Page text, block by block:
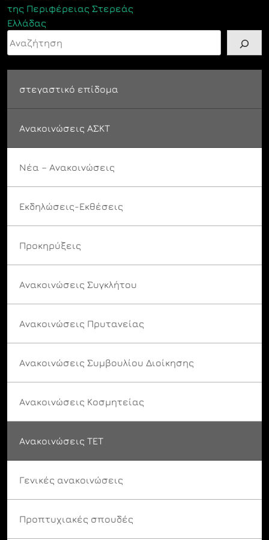
της Περιφέρειας Στερεάς
Ελλάδας
Αναζήτηση
στεγαστικό επίδομα
Ανακοινώσεις ΑΣΚΤ
Νέα – Ανακοινώσεις
Εκδηλώσεις-Εκθέσεις
Προκηρύξεις
Ανακοινώσεις Συγκλήτου
Ανακοινώσεις Πρυτανείας
Ανακοινώσεις Συμβουλίου Διοίκησης
Ανακοινώσεις Κοσμητείας
Ανακοινώσεις ΤΕΤ
Γενικές ανακοινώσεις
Προπτυχιακές σπουδές